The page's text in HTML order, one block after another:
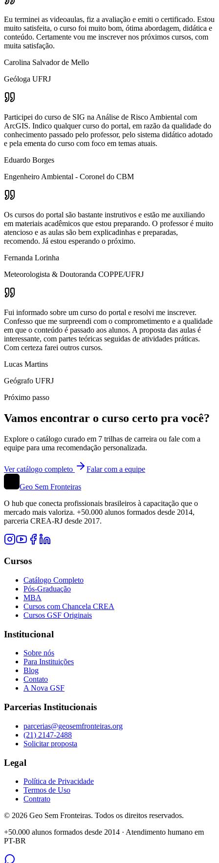
Eu terminei as videoaulas, fiz a avaliação e emiti o certificado. Estou
muito satisfeita, o curso foi muito bom, ótima abordagem, didática e
conteúdo. Certamente vou me inscrever nos próximos cursos, com
muita satisfação.
Carolina Salvador de Mello
Geóloga UFRJ
Participei do curso de SIG na Análise de Risco Ambiental com
ArcGIS. Indico qualquer curso do portal, em razão da qualidade do
conhecimento passado pelo professor, pelo sistema didático adotado
e pela ementa do curso com foco em temas atuais.
Eduardo Borges
Engenheiro Ambiental - Coronel do CBM
Os cursos do portal são bastante instrutivos e estão me auxiliando
em materiais acadêmicos que estou preparando. O professor é muito
atencioso e as aulas são bem explicadinhas e preparadas,
recomendo. Já estou esperando o próximo.
Fernanda Lorinha
Meteorologista & Doutoranda COPPE/UFRJ
Fui informado sobre um curso do portal e resolvi me inscrever.
Confesso que me surpreendi com o comprometimento e a qualidade
em que o conteúdo é passado aos alunos. A proposta das aulas é
interessante, com partes teóricas seguidas de atividades práticas.
Com certeza farei outros cursos.
Lucas Martins
Geógrafo UFRJ
Próximo passo
Vamos encontrar o curso certo pra você?
Explore o catálogo curado em 7 trilhas de carreira ou fale com a
equipe para uma recomendação personalizada.
Ver catálogo completo Falar com a equipe
Geo Sem Fronteiras
O hub que conecta profissionais brasileiros à capacitação que o
mercado mais valoriza. +50.000 alunos formados desde 2014,
parceria CREA-RJ desde 2017.
Cursos
Catálogo Completo
Pós-Graduação
MBA
Cursos com Chancela CREA
Cursos GSF Originais
Institucional
Sobre nós
Para Instituições
Blog
Contato
A Nova GSF
Parcerias Institucionais
parcerias@geosemfronteiras.org
(21) 2147-2488
Solicitar proposta
Legal
Política de Privacidade
Termos de Uso
Contrato
© 2026 Geo Sem Fronteiras. Todos os direitos reservados.
+50.000 alunos formados desde 2014 · Atendimento humano em
PT-BR